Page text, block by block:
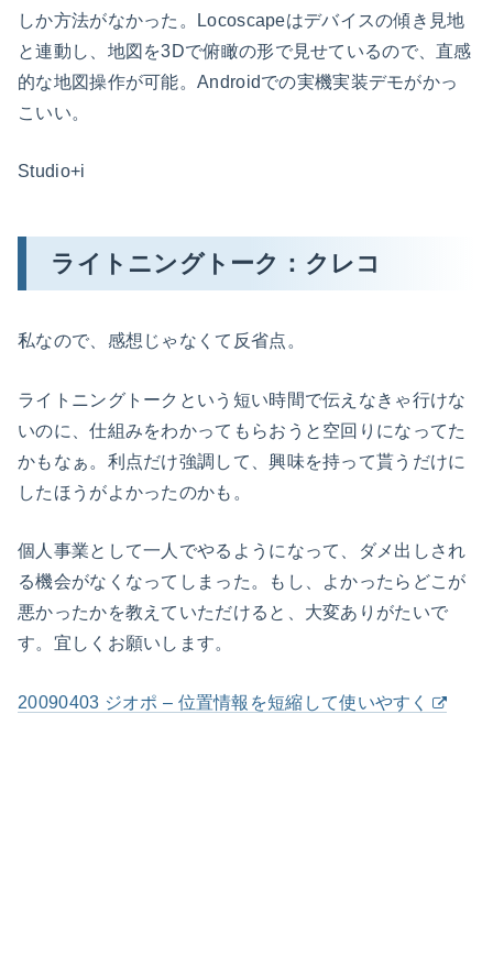
しか方法がなかった。Locoscapeはデバイスの傾き見地
と連動し、地図を3Dで俯瞰の形で見せているので、直感
的な地図操作が可能。Androidでの実機実装デモがかっ
こいい。
Studio+i
ライトニングトーク：クレコ
私なので、感想じゃなくて反省点。
ライトニングトークという短い時間で伝えなきゃ行けな
いのに、仕組みをわかってもらおうと空回りになってた
かもなぁ。利点だけ強調して、興味を持って貰うだけに
したほうがよかったのかも。
個人事業として一人でやるようになって、ダメ出しされ
る機会がなくなってしまった。もし、よかったらどこが
悪かったかを教えていただけると、大変ありがたいで
す。宜しくお願いします。
20090403 ジオポ – 位置情報を短縮して使いやすく